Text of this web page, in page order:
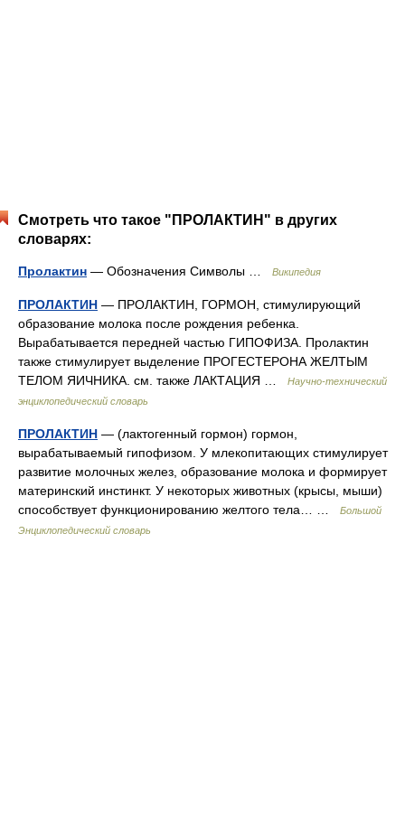
Смотреть что такое "ПРОЛАКТИН" в других
словарях:
Пролактин — Обозначения Символы … Википедия
ПРОЛАКТИН — ПРОЛАКТИН, ГОРМОН, стимулирующий
образование молока после рождения ребенка.
Вырабатывается передней частью ГИПОФИЗА. Пролактин
также стимулирует выделение ПРОГЕСТЕРОНА ЖЕЛТЫМ
ТЕЛОМ ЯИЧНИКА. см. также ЛАКТАЦИЯ …
Научно-технический
энциклопедический словарь
ПРОЛАКТИН — (лактогенный гормон) гормон,
вырабатываемый гипофизом. У млекопитающих стимулирует
развитие молочных желез, образование молока и формирует
материнский инстинкт. У некоторых животных (крысы, мыши)
способствует функционированию желтого тела… …
Большой
Энциклопедический словарь